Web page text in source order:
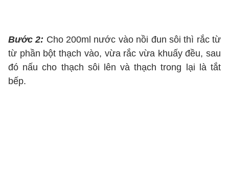
Bước 2: Cho 200ml nước vào nồi đun sôi thì rắc từ
từ phần bột thạch vào, vừa rắc vừa khuấy đều, sau
đó nấu cho thạch sôi lên và thạch trong lại là tắt
bếp.